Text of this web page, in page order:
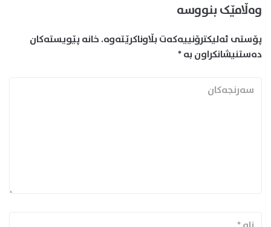
وەڵامێک بنووسە
پۆستی ئەلیکترۆنییەکەت بڵاوناکرێتەوە.خانە پێویستەکان
دەستنیشانکراون بە*